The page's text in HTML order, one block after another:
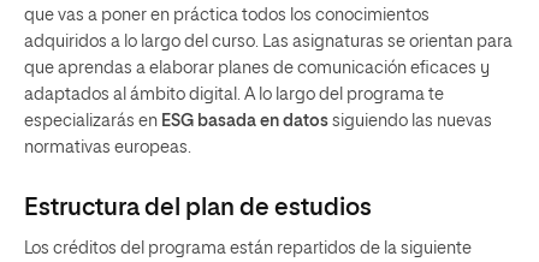
que vas a poner en práctica todos los conocimientos
adquiridos a lo largo del curso. Las asignaturas se orientan para
que aprendas a elaborar planes de comunicación eficaces y
adaptados al ámbito digital. A lo largo del programa te
especializarás en ESG basada en datos siguiendo las nuevas
normativas europeas.
Estructura del plan de estudios
Los créditos del programa están repartidos de la siguiente